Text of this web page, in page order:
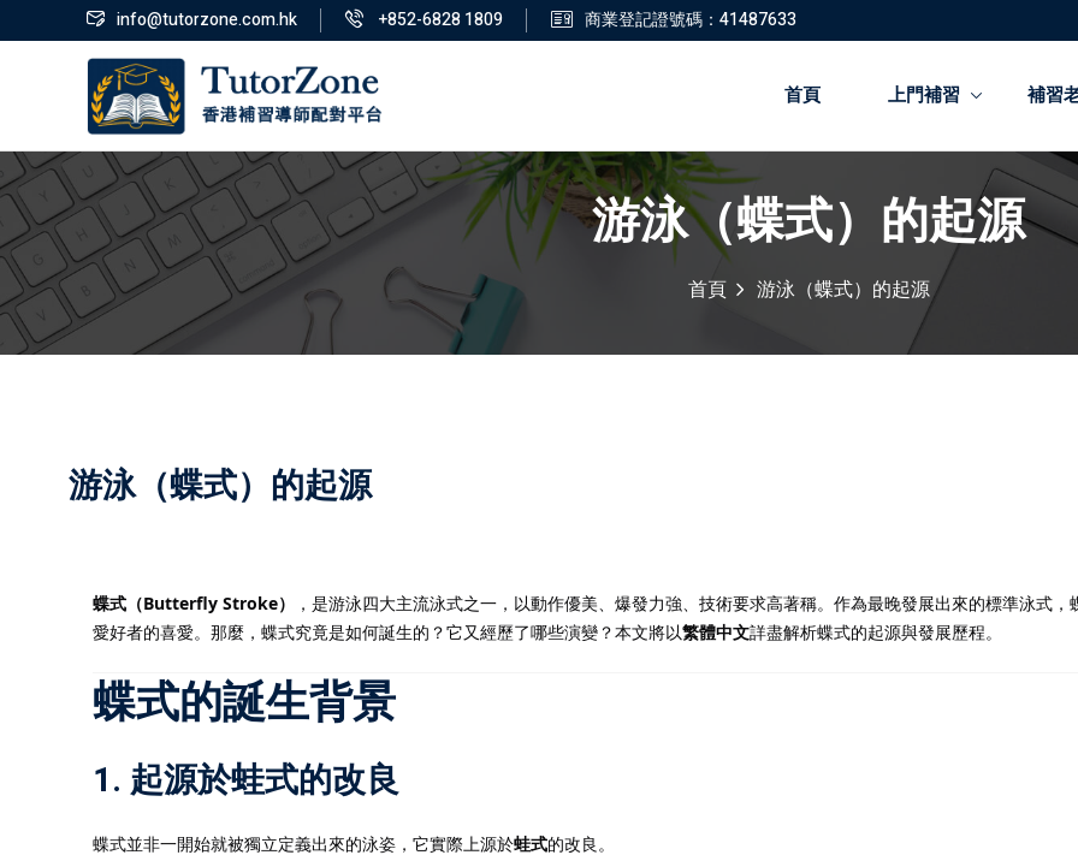
info@tutorzone.com.hk +852-6828 1809 商業登記證號碼：41487633
首頁 上門補習 補習
游泳（蝶式）的起源
首頁 游泳（蝶式）的起源
游泳（蝶式）的起源
蝶式（Butterfly Stroke）
，是游泳四大主流泳式之一，以動作優美、爆發力強、技術要求高著稱。作為最晚發展出來的標準泳式
愛好者的喜愛。那麼，蝶式究竟是如何誕生的？它又經歷了哪些演變？本文將以繁體中文詳盡解析蝶式的起源與發展歷程。
蝶式的誕生背景
1. 起源於蛙式的改良
蝶式並非一開始就被獨立定義出來的泳姿，它實際上源於蛙式的改良。
登錄 註冊
登錄
您還沒有帳號?註冊
記住 我 忘記密碼?